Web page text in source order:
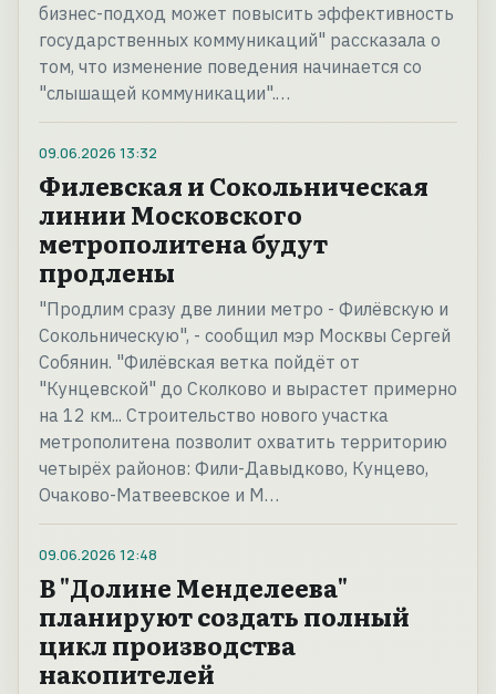
бизнес-подход может повысить эффективность
государственных коммуникаций" рассказала о
том, что изменение поведения начинается со
"слышащей коммуникации".…
09.06.2026 13:32
Филевская и Сокольническая
линии Московского
метрополитена будут
продлены
"Продлим сразу две линии метро - Филёвскую и
Сокольническую", - сообщил мэр Москвы Сергей
Собянин. "Филёвская ветка пойдёт от
"Кунцевской" до Сколково и вырастет примерно
на 12 км... Строительство нового участка
метрополитена позволит охватить территорию
четырёх районов: Фили-Давыдково, Кунцево,
Очаково-Матвеевское и М…
09.06.2026 12:48
В "Долине Менделеева"
планируют создать полный
цикл производства
накопителей